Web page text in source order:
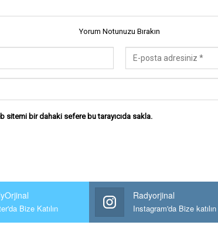
Yorum Notunuzu Bırakın
sitemi bir dahaki sefere bu tarayıcıda sakla.
Bize Katılın
Radyorjinal
Instagram'da Bize katılın